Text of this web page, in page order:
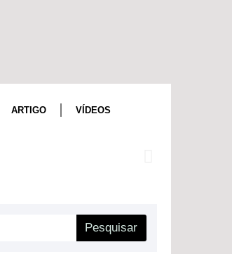
ARTIGO VÍDEOS
Pesquisar